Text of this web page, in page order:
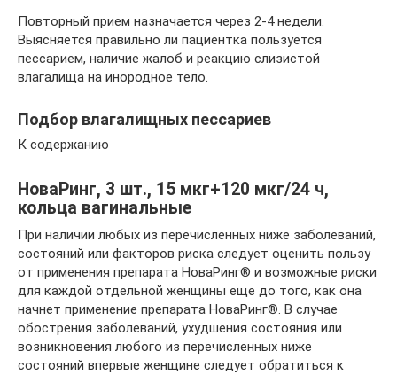
Повторный прием назначается через 2-4 недели.
Выясняется правильно ли пациентка пользуется
пессарием, наличие жалоб и реакцию слизистой
влагалища на инородное тело.
Подбор влагалищных пессариев
К содержанию
НоваРинг, 3 шт., 15 мкг+120 мкг/24 ч,
кольца вагинальные
При наличии любых из перечисленных ниже заболеваний,
состояний или факторов риска следует оценить пользу
от применения препарата НоваРинг® и возможные риски
для каждой отдельной женщины еще до того, как она
начнет применение препарата НоваРинг®. В случае
обострения заболеваний, ухудшения состояния или
возникновения любого из перечисленных ниже
состояний впервые женщине следует обратиться к